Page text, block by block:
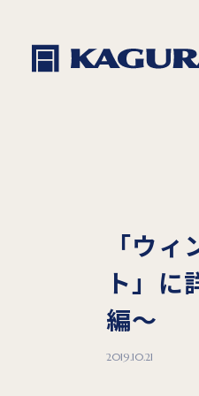
「ウ
ト」
編～
2019.10.21